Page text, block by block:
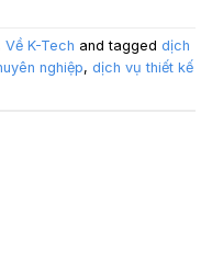
Về K-Tech and tagged dịch
nghiệp, dịch vụ thiết kế